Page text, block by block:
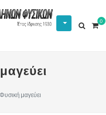
0
μαγεύει